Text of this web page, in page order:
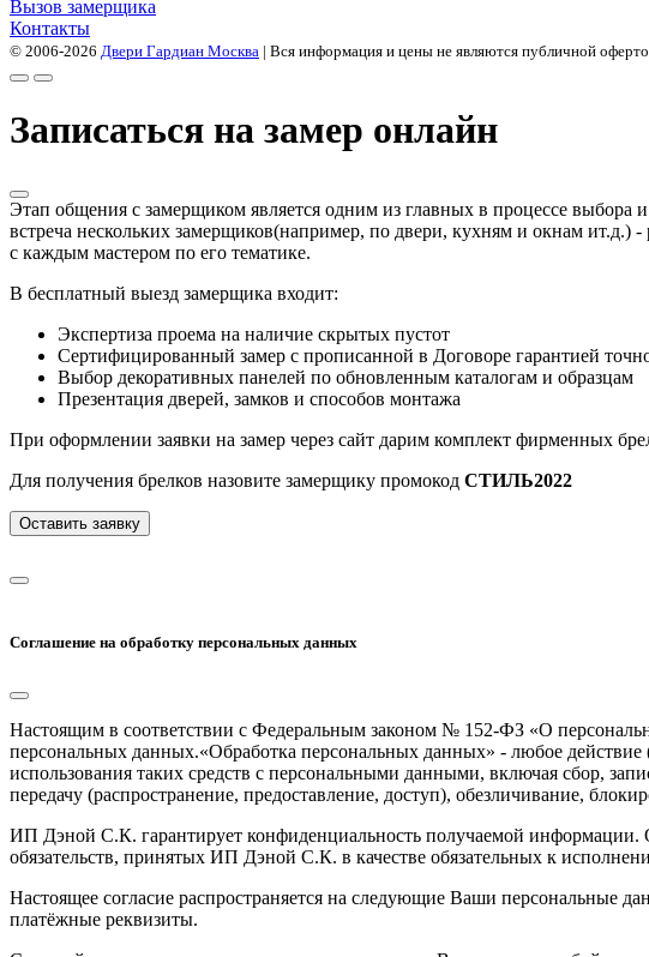
Вызов замерщика
Контакты
© 2006-2026 Двери Гардиан Москва | Вся информация и цены не являются публичной
Записаться на замер онлайн
Этап общения с замерщиком является одним из главных в процессе
встреча нескольких замерщиков(например, по двери, кухням и окнам ит.д.)
с каждым мастером по его тематике.
В бесплатный выезд замерщика входит:
Экспертиза проема на наличие скрытых пустот
Сертифицированный замер с прописанной в Договоре гарантией
Выбор декоративных панелей по обновленным каталогам и образцам
Презентация дверей, замков и способов монтажа
При оформлении заявки на замер через сайт дарим комплект фирменных
Для получения брелков назовите замерщику промокод СТИЛЬ2022
Оставить заявку
Соглашение на обработку персональных данных
Настоящим в соответствии с Федеральным законом № 152-ФЗ «О
персональных данных.«Обработка персональных данных» - любое
использования таких средств с персональными данными, включая сбор,
передачу (распространение, предоставление, доступ), обезличивание,
ИП Дэной С.К. гарантирует конфиденциальность получаемой информации.
обязательств, принятых ИП Дэной С.К. в качестве обязательных к
Настоящее согласие распространяется на следующие Ваши персональные
платёжные реквизиты.